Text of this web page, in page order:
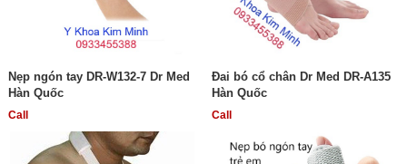
Nẹp ngón tay DR-W132-7 Dr Med
Hàn Quốc
Call
Đai bó cổ chân Dr Med DR-A135
Hàn Quốc
Call